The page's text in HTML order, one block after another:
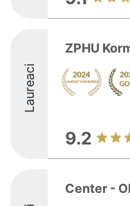
Laureaci
ZPHU
9.2
Center -